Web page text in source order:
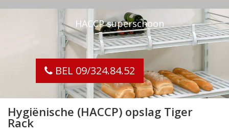
HACCP superschoon
BEL 09/324.84.52
Hygiënische (HACCP) opslag Tiger
Rack